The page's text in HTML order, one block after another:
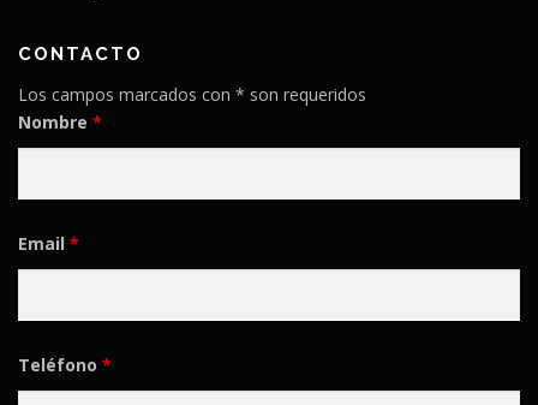
CONTACTO
Los campos marcados con * son requeridos
Nombre *
Email *
Teléfono *